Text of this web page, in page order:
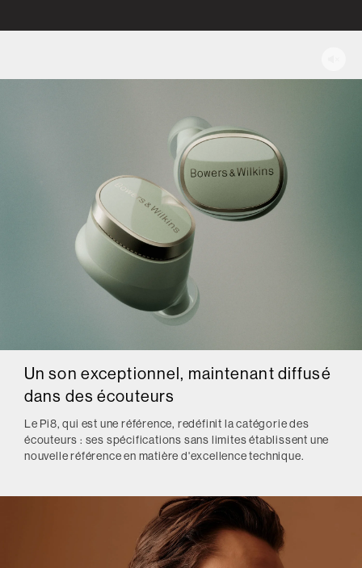
Un son exceptionnel, maintenant diffusé
dans des écouteurs
Le Pi8, qui est une référence, redéfinit la catégorie des
écouteurs : ses spécifications sans limites établissent une
nouvelle référence en matière d'excellence technique.